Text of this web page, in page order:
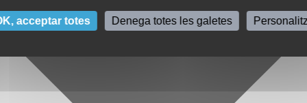
acceptar totes Denega totes les galetes